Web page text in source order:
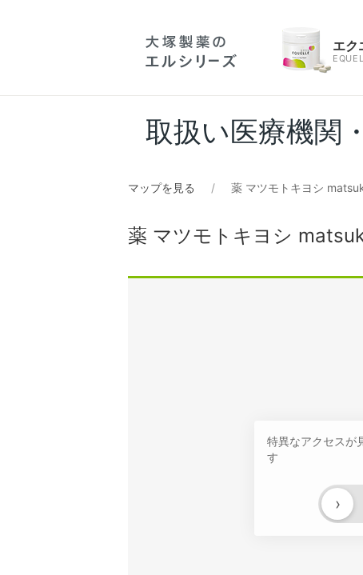
エク
取扱い医療機関
マップを見る 薬 マツモトキヨシ
薬 マツモトキヨシ
特異なアクセスが
す
›